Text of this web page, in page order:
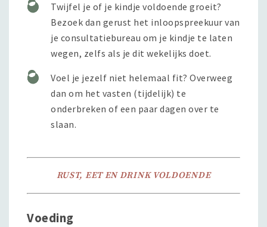
Twijfel je of je kindje voldoende groeit?
Bezoek dan gerust het inloopspreekuur van
je consultatiebureau om je kindje te laten
wegen, zelfs als je dit wekelijks doet.
Voel je jezelf niet helemaal fit? Overweeg
dan om het vasten (tijdelijk) te
onderbreken of een paar dagen over te
slaan.
RUST, EET EN DRINK VOLDOENDE
Voeding